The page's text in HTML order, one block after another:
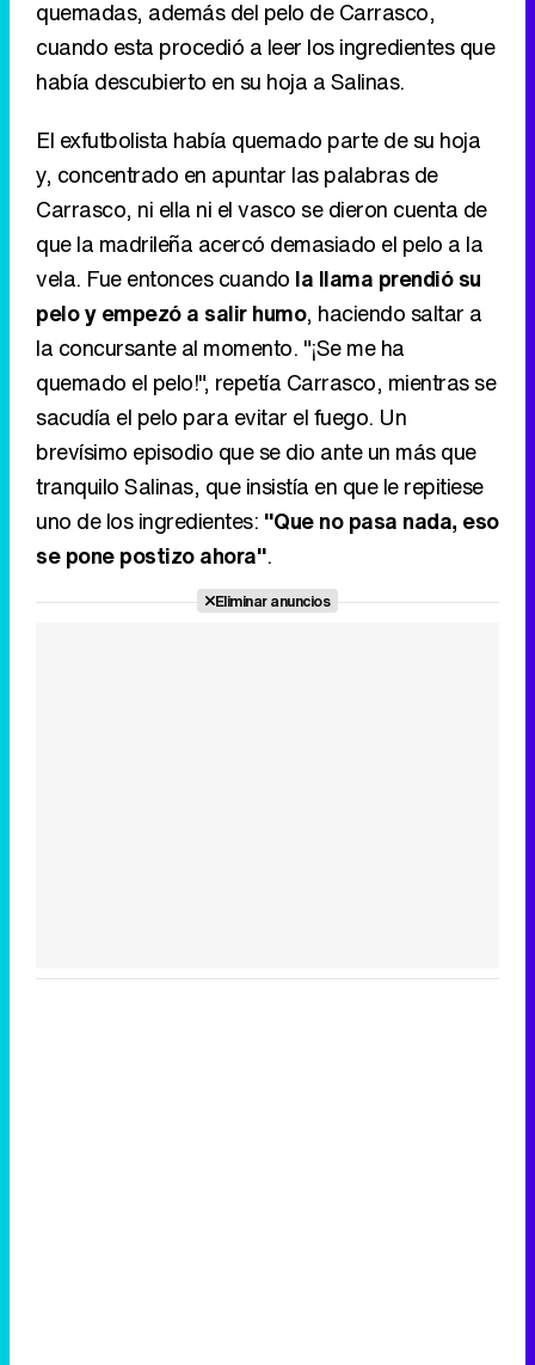
quemadas, además del pelo de Carrasco,
cuando esta procedió a leer los ingredientes que
había descubierto en su hoja a Salinas.
El exfutbolista había quemado parte de su hoja
y, concentrado en apuntar las palabras de
Carrasco, ni ella ni el vasco se dieron cuenta de
que la madrileña acercó demasiado el pelo a la
vela. Fue entonces cuando la llama prendió su
pelo y empezó a salir humo, haciendo saltar a
la concursante al momento. "¡Se me ha
quemado el pelo!", repetía Carrasco, mientras se
sacudía el pelo para evitar el fuego. Un
brevísimo episodio que se dio ante un más que
tranquilo Salinas, que insistía en que le repitiese
uno de los ingredientes: "Que no pasa nada, eso
se pone postizo ahora".
Eliminar anuncios